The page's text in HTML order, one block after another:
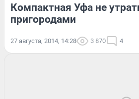
Компактная Уфа не
пригородами
27 августа, 2014, 14:28 3 870 4